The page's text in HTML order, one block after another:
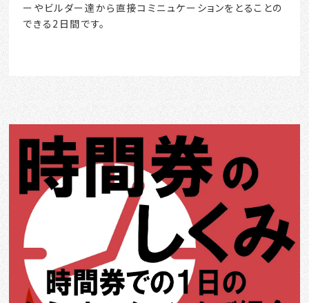
ーやビルダー達から直接コミニュケーションをとることの
できる2日間です。